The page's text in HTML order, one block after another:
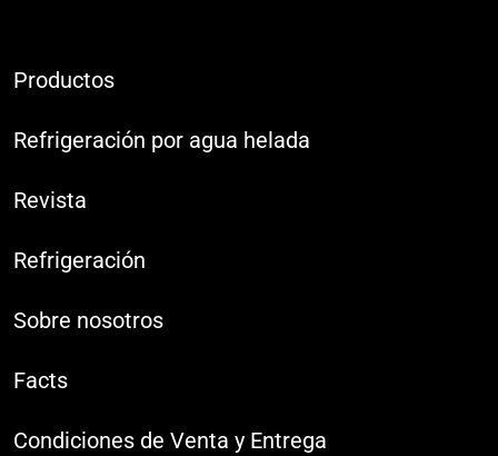
Productos
Refrigeración por agua helada
Revista
Refrigeración
Sobre nosotros
Facts
Condiciones de Venta y Entrega